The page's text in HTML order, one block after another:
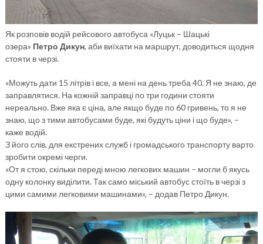
Як розповів водій рейсового автобуса «Луцьк – Шацькі
озера» Петро Дикун, аби виїхати на маршрут, доводиться щодня
стояти в черзі.
«Можуть дати 15 літрів і все, а мені на день треба 40. Я не знаю, де
заправлятися. На кожній заправці по три години стояти
нереально. Вже яка є ціна, але якщо буде по 60 гривень, то я не
знаю, що з тими автобусами буде, які будуть ціни і що буде», –
каже водій.
З його слів, для екстрених служб і громадського транспорту варто
зробити окремі черги.
«От я стою, скільки переді мною легкових машин – могли б якусь
одну колонку виділити. Так само міський автобус стоїть в черзі з
цими самими легковими машинами», – додав Петро Дикун.